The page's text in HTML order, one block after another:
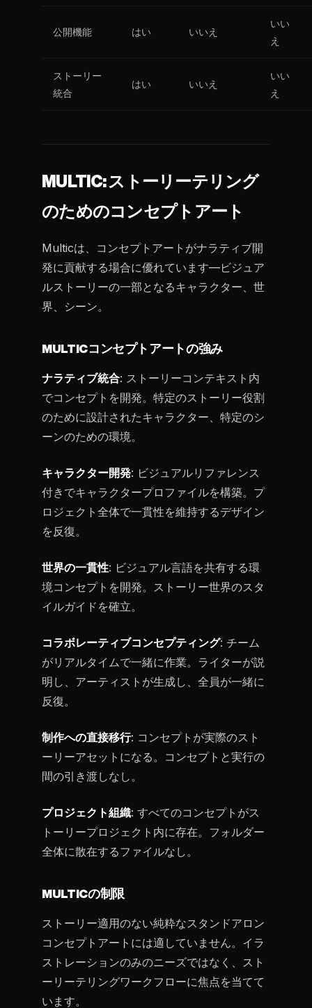
公開機能 はい いいえ
いい
え
ストーリー
統合
はい いいえ
いい
え
MULTIC: ストーリーテリング
のためのコンセプトアート
Multicは、コンセプトアートがナラティブ開
発に貢献する場合に優れています—ビジュア
ルストーリーの一部となるキャラクター、世
界、シーン。
MULTICコンセプトアートの強み
ナラティブ統合: ストーリーコンテキスト内
でコンセプトを開発。特定のストーリー役割
のために設計されたキャラクター、特定のシ
ーンのための環境。
キャラクター開発: ビジュアルリファレンス
付きでキャラクタープロファイルを構築。プ
ロジェクト全体で一貫性を維持するデザイン
を反復。
世界の一貫性: ビジュアル言語を共有する環
境コンセプトを開発。ストーリー世界のスタ
イルガイドを確立。
コラボレーティブコンセプティング: チーム
がリアルタイムで一緒に作業。ライターが説
明し、アーティストが生成し、全員が一緒に
反復。
制作への直接移行: コンセプトが実際のスト
ーリーアセットになる。コンセプトと実行の
間の引き渡しなし。
プロジェクト組織: すべてのコンセプトがス
トーリープロジェクト内に存在。フォルダー
全体に散在するファイルなし。
MULTICの制限
ストーリー適用のない純粋なスタンドアロン
コンセプトアートには適していません。イラ
ストレーションのみのニーズではなく、スト
ーリーテリングワークフローに焦点を当てて
います。